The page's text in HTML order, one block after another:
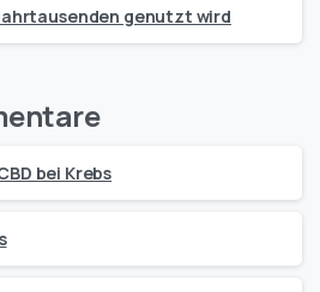
genutzt wird
bei Krebs